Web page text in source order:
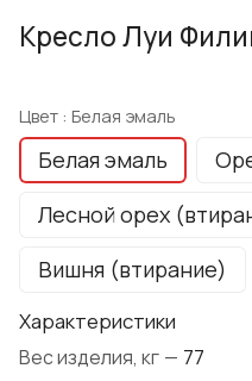
Кресло Луи
Цвет : Белая эмаль
Белая эмаль
Лесной орех
Вишня (втирание)
Характеристики
Вес изделия, кг — 77